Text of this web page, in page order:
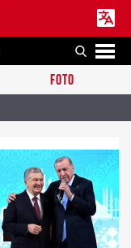
FOTO